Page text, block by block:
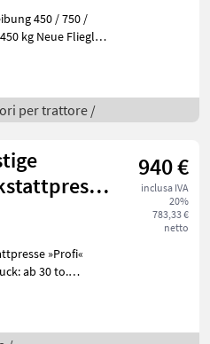
450 / 750 /
kg Neue Fliegl
die flache
per trattore /
940 €
inclusa IVA
20%
783,33 €
netto
»Profi«
ab 30 to.